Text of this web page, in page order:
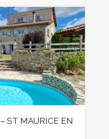
ST MAURICE EN